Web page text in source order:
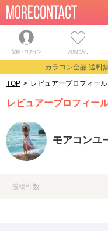
登録・ログイン お気に入り
カラコン全品 送料
TOP > レビュアープロフィール
レビュアープロフィー
モアコンユ
投稿件数